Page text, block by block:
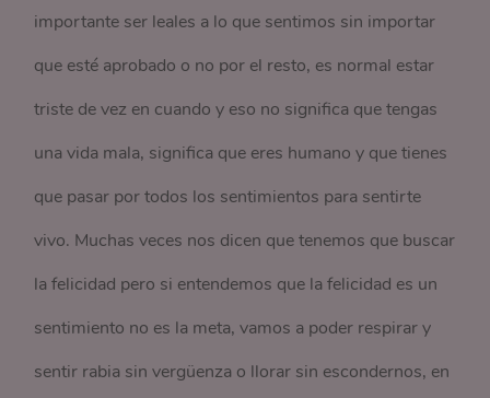
importante ser leales a lo que sentimos sin importar
que esté aprobado o no por el resto, es normal estar
triste de vez en cuando y eso no significa que tengas
una vida mala, significa que eres humano y que tienes
que pasar por todos los sentimientos para sentirte
vivo. Muchas veces nos dicen que tenemos que buscar
la felicidad pero si entendemos que la felicidad es un
sentimiento no es la meta, vamos a poder respirar y
sentir rabia sin vergüenza o llorar sin escondernos, en